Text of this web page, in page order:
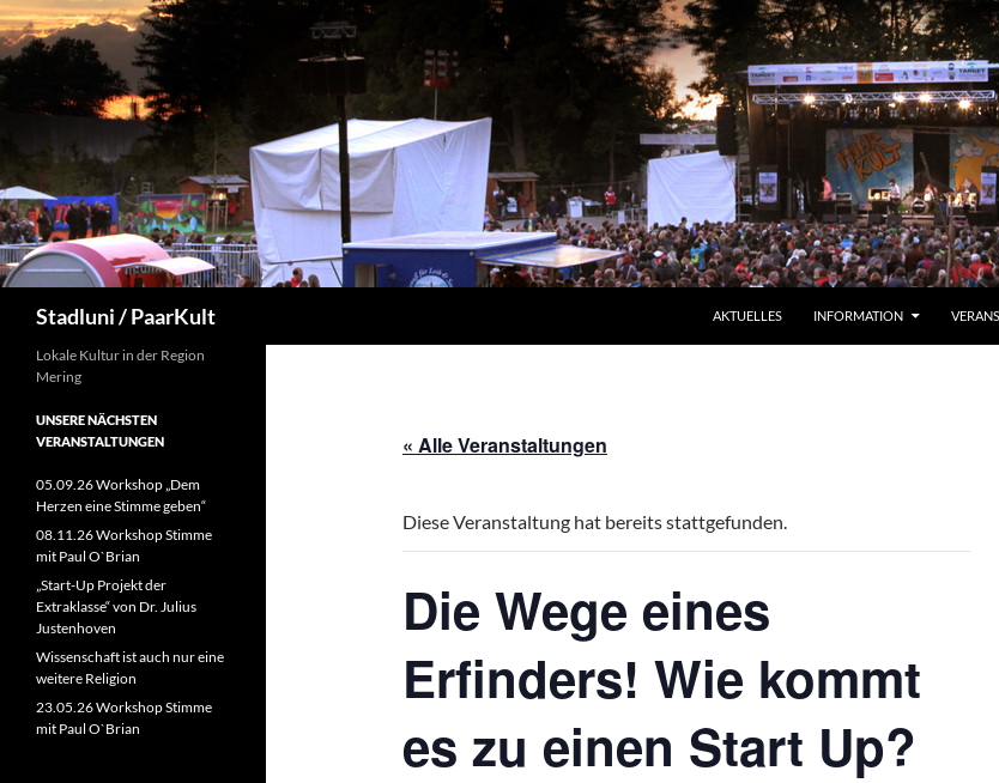
Zum
Inhalt
springen
Stadluni / PaarKult AKTUELLES INFORMATION
« Alle Veranstaltungen
Diese Veranstaltung hat bereits stattgefunden.
Die Wege eines
Erfinders! Wie kommt
es zu einen Start Up?
Lokale Kultur in der Region
Mering
UNSERE NÄCHSTEN
VERANSTALTUNGEN
05.09.26 Workshop „Dem
Herzen eine Stimme geben“
08.11.26 Workshop Stimme
mit Paul O`Brian
„Start-Up Projekt der
Extraklasse“ von Dr. Julius
Justenhoven
Wissenschaft ist auch nur eine
weitere Religion
23.05.26 Workshop Stimme
mit Paul O`Brian